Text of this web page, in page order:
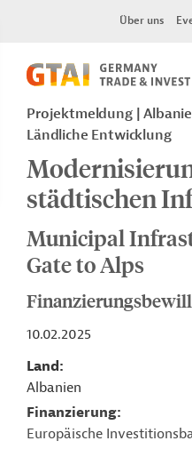
Über uns
Projektmeldung
Ländliche Entwicklung
städtischen
Municipal
Gate to Alps
10.02.2025
Land
Albanien
Finanzierung
Europäische